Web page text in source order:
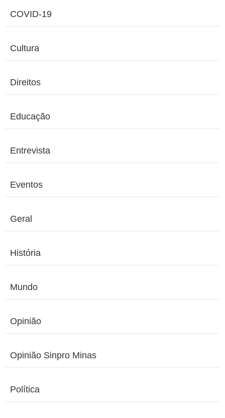
COVID-19
Cultura
Direitos
Educação
Entrevista
Eventos
Geral
História
Mundo
Opinião
Opinião Sinpro Minas
Política